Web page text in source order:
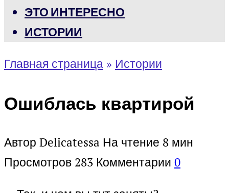
ЭТО ИНТЕРЕСНО
ИСТОРИИ
Главная страница » Истории
Ошиблась квартирой
Автор Delicatessa На чтение 8 мин
Просмотров 283 Комментарии 0